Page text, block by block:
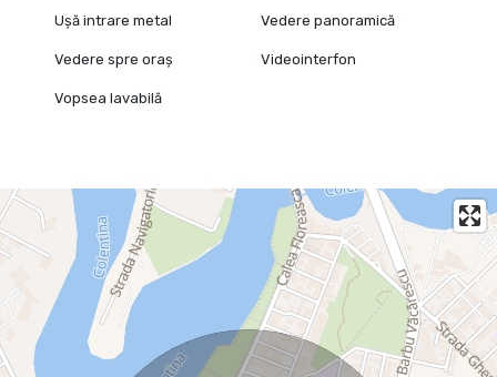
Ușă intrare metal Vedere panoramică
Vedere spre oraș Videointerfon
Vopsea lavabilă